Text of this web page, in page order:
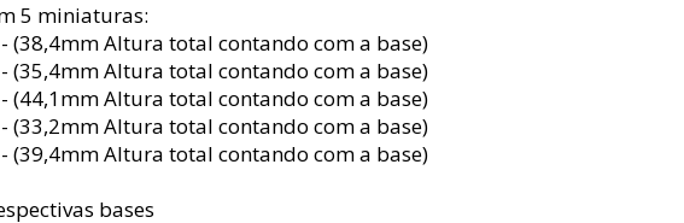
5 miniaturas:
(38,4mm Altura total contando com a base)
(35,4mm Altura total contando com a base)
(44,1mm Altura total contando com a base)
(33,2mm Altura total contando com a base)
(39,4mm Altura total contando com a base)
bases